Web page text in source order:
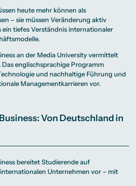
heute mehr können als
– sie müssen Veränderung aktiv
tiefes Verständnis internationaler
an der Media University vermittelt
englischsprachige Programm
und nachhaltige Führung und
Managementkarrieren vor.
Von Deutschland in
bereitet Studierende auf
Unternehmen vor – mit